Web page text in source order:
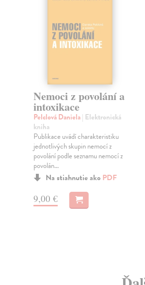
Nemoci z povolání a
intoxikace
Pelclová Daniela| Elektronická
kniha
Publikace uvádí charakteristiku
jednotlivých skupin nemocí z
povolání podle seznamu nemocí z
povolán...
Na stiahnutie ako PDF
9,00 €